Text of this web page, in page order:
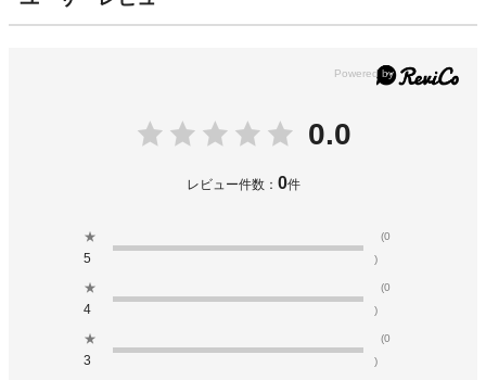
0.0
レビュー件数： 0件
★
5
(0
)
★
4
(0
)
★
3
(0
)